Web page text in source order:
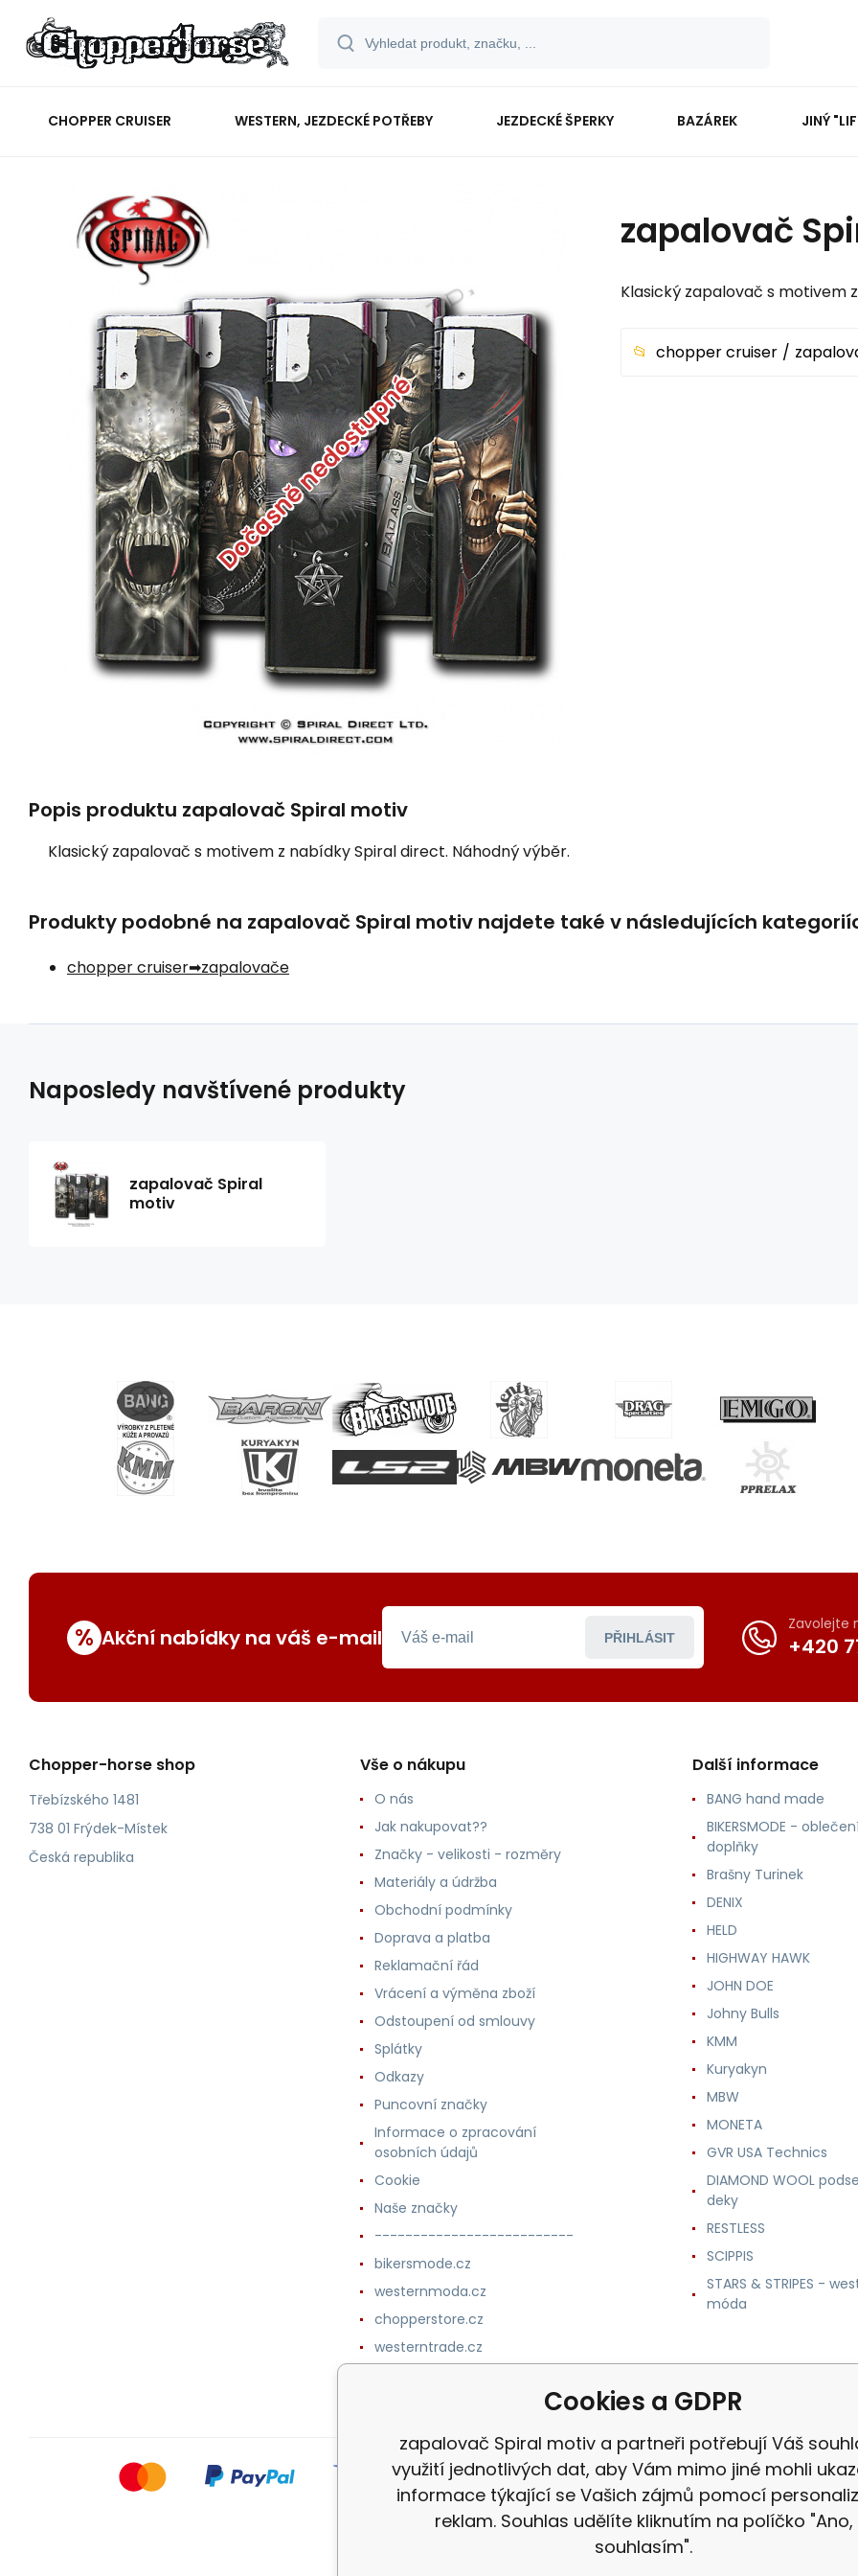
CHOPPER CRUISER WESTERN, JEZDECKÉ POTŘEBY JEZDECKÉ ŠPERKY BAZÁREK JINÝ
Dočasně nedostupné
zapalovač
Klasický zapalovač s motivem
chopper cruiser
Popis produktu zapalovač Spiral motiv
Klasický zapalovač s motivem z nabídky Spiral direct. Náhodný výběr.
Produkty podobné na zapalovač Spiral motiv najdete také v následujících
chopper cruiser zapalovače
Naposledy navštívené produkty
zapalovač Spiral
motiv
% Akční nabídky na váš e-mail PŘIHLÁSIT
Zavolejte
+420
Chopper-horse shop
Třebízského 1481
738 01 Frýdek-Místek
Česká republika
Vše o nákupu
O nás
Jak nakupovat??
Značky - velikosti - rozměry
Materiály a údržba
Obchodní podmínky
Doprava a platba
Reklamační řád
Vrácení a výměna zboží
Odstoupení od smlouvy
Splátky
Odkazy
Puncovní značky
Informace o zpracování
osobních údajů
Cookie
Naše značky
--------------------------
bikersmode.cz
westernmoda.cz
chopperstore.cz
westerntrade.cz
Další informace
BANG hand made
BIKERSMODE -
doplňky
Brašny Turinek
DENIX
HELD
HIGHWAY HAWK
JOHN DOE
Johny Bulls
KMM
Kuryakyn
MBW
MONETA
GVR USA Technics
DIAMOND WOOL
deky
RESTLESS
SCIPPIS
STARS & STRIPES -
móda
Cookies a GDPR
zapalovač Spiral motiv a partneři potřebují Váš
využití jednotlivých dat, aby Vám mimo jiné mohli
informace týkající se Vašich zájmů pomocí
reklam. Souhlas udělíte kliknutím na políčko "Ano,
souhlasím".